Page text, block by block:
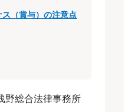
（賞与）の注意点
野総合法律事務所